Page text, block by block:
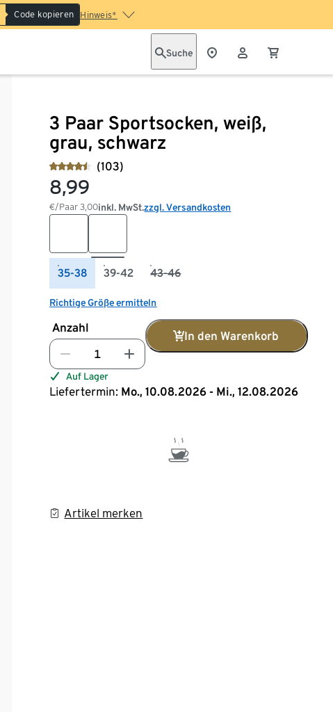
Code kopieren Hinweis*
Suche
3 Paar Sportsocken, weiß,
grau, schwarz
(103)
8,99
€/Paar3,00inkl. MwSt.zzgl. Versandkosten
35-38 39-42 43-46
Richtige Größe ermitteln
Anzahl
In den Warenkorb
Auf Lager
Liefertermin: Mo., 10.08.2026 - Mi., 12.08.2026
Artikel merken